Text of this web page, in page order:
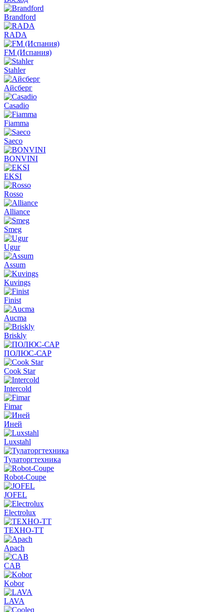
Brandford
RADA
FM (Испания)
Stahler
Айсберг
Casadio
Fiamma
Saeco
BONVINI
EKSI
Rosso
Alliance
Smeg
Ugur
Assum
Kuvings
Finist
Aucma
Briskly
ПОЛЮС-САР
Cook Star
Intercold
Fimar
Иней
Luxstahl
Тулаторгтехника
Robot-Coupe
JOFEL
Electrolux
ТЕХНО-ТТ
Apach
CAB
Kobor
LAVA